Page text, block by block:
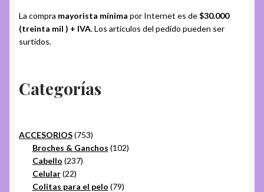
La compra mayorista mínima por Internet es de$30.000
(treinta mil ) + IVA. Los artículos del pedido pueden ser
surtidos.
Categorías
ACCESORIOS 753753
productos
Broches & Ganchos 102102
Cabello 237237
Celular 2222
productos
Colitas para el pelo 7979